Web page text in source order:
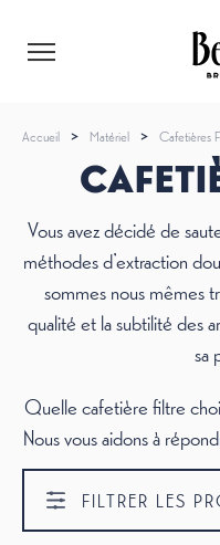
Accueil > Matériel > Cafetières
Vous avez décidé de
méthodes d’extraction
sommes nous mêmes
qualité et la subtilité des
sa
Quelle cafetière filtre
Nous vous aidons à
FILTRER LES